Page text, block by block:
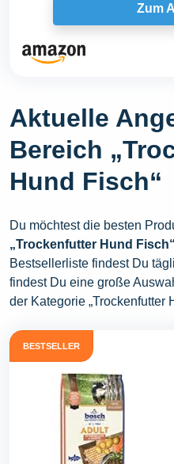
Zum
Aktuelle
Bereich
Hund Fisch“
Du möchtest die besten
„Trockenfutter Hund Fisch“
Bestsellerliste findest Du
findest Du eine große
der Kategorie „Trockenfutter
BESTSELLER